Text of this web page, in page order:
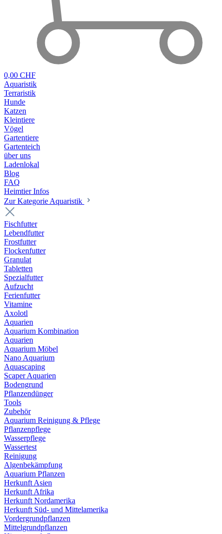
0,00 CHF
Aquaristik
Terraristik
Hunde
Katzen
Kleintiere
Vögel
Gartentiere
Gartenteich
über uns
Ladenlokal
Blog
FAQ
Heimtier Infos
Zur Kategorie Aquaristik
Fischfutter
Lebendfutter
Frostfutter
Flockenfutter
Granulat
Tabletten
Spezialfutter
Aufzucht
Ferienfutter
Vitamine
Axolotl
Aquarien
Aquarium Kombination
Aquarien
Aquarium Möbel
Nano Aquarium
Aquascaping
Scaper Aquarien
Bodengrund
Pflanzendünger
Tools
Zubehör
Aquarium Reinigung & Pflege
Pflanzenpflege
Wasserpflege
Wassertest
Reinigung
Algenbekämpfung
Aquarium Pflanzen
Herkunft Asien
Herkunft Afrika
Herkunft Nordamerika
Herkunft Süd- und Mittelamerika
Vordergrundpflanzen
Mittelgrundpflanzen